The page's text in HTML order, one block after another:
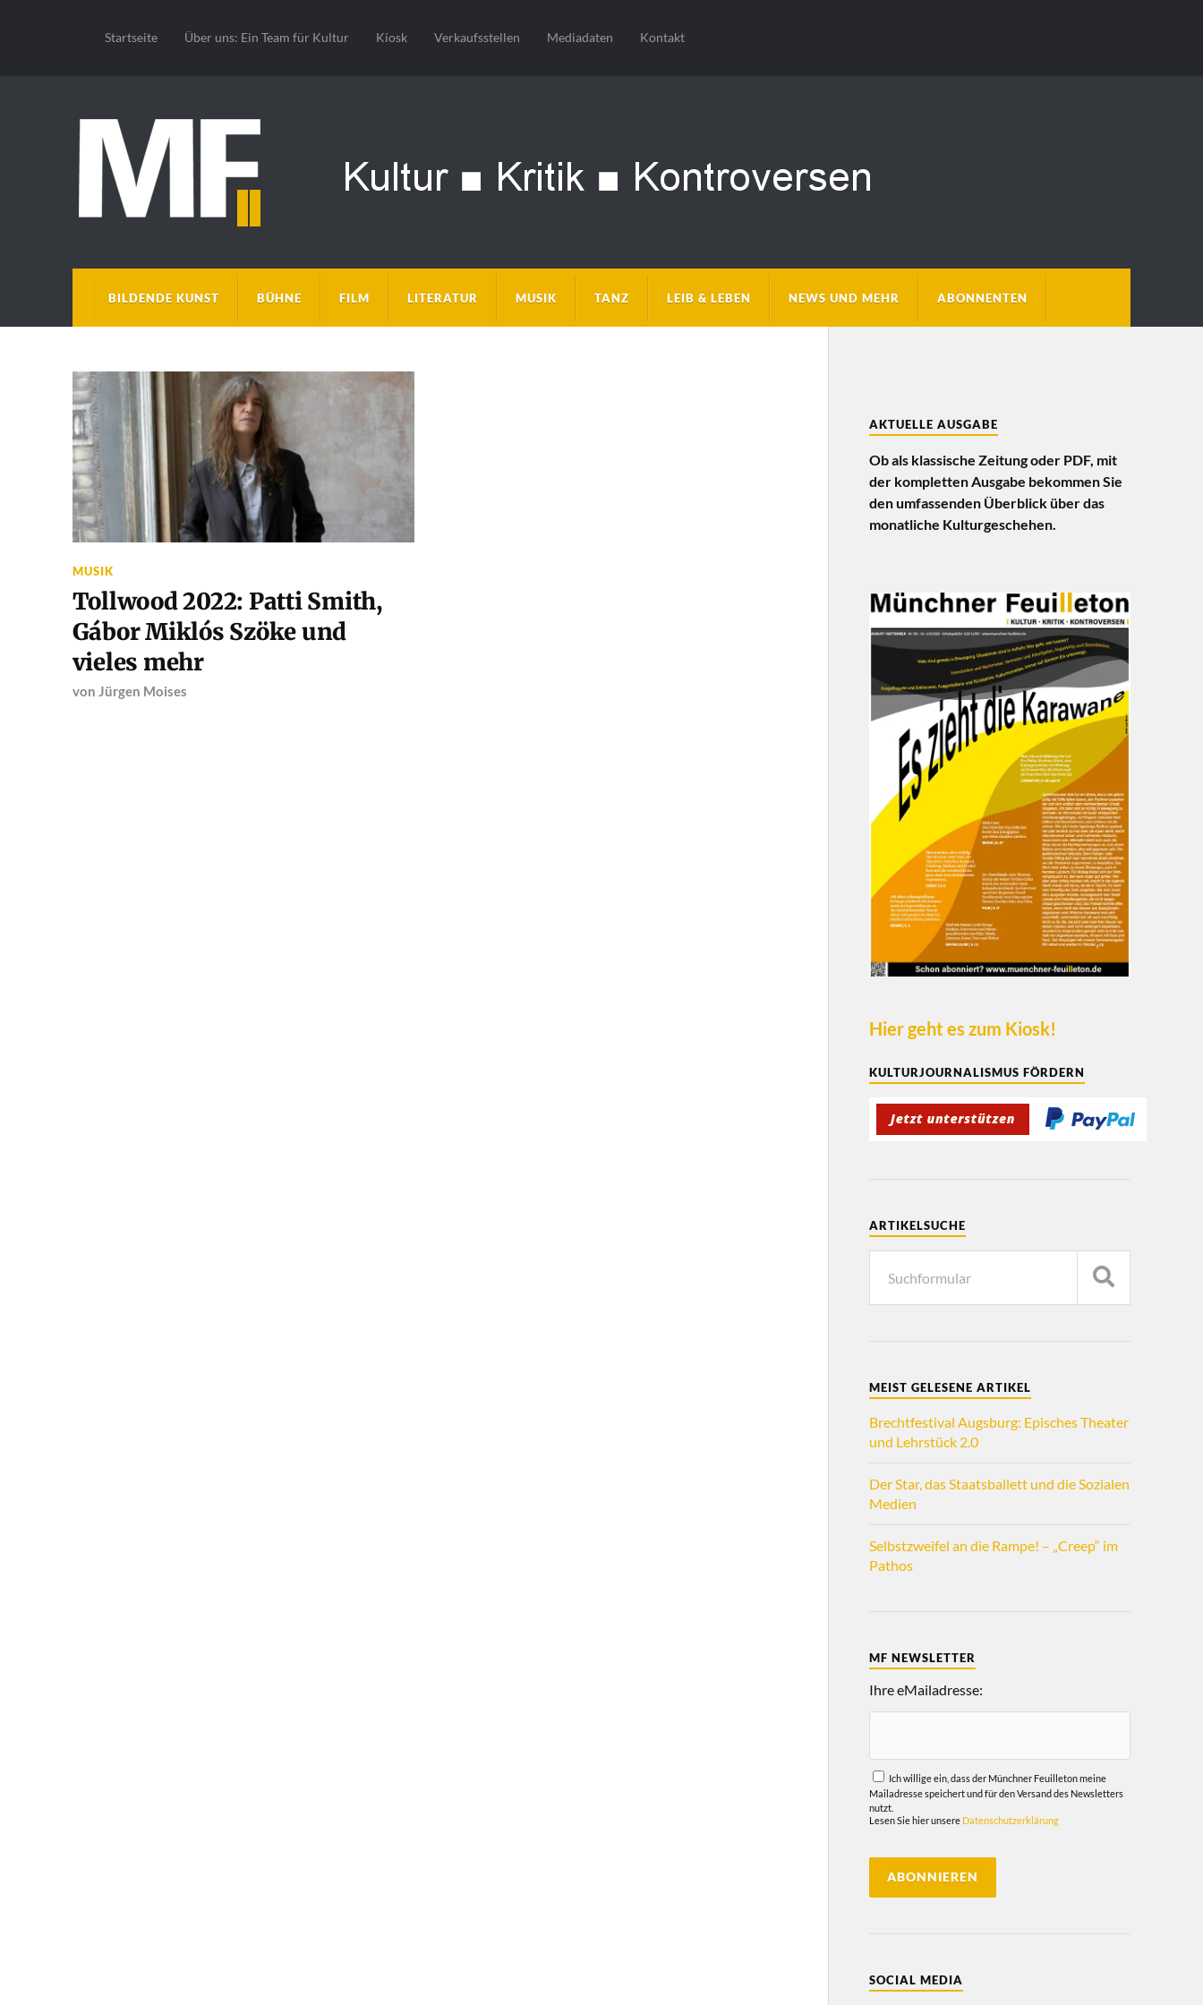
Startseite Über uns: Ein Team für Kultur Kiosk Verkaufsstellen Mediadaten Kontakt
BILDENDE KUNST BÜHNE FILM LITERATUR MUSIK TANZ LEIB & LEBEN NEWS UND MEHR ABONNENTEN
MUSIK
Tollwood 2022: Patti Smith,
Gábor Miklós Szöke und
vieles mehr
von Jürgen Moises
AKTUELLE AUSGABE
Ob als klassische Zeitung oder PDF, mit
der kompletten Ausgabe bekommen Sie
den umfassenden Überblick über das
monatliche Kulturgeschehen.
Hier geht es zum Kiosk!
KULTURJOURNALISMUS FÖRDERN
ARTIKELSUCHE
MEIST GELESENE ARTIKEL
Brechtfestival Augsburg: Episches Theater
und Lehrstück 2.0
Der Star, das Staatsballett und die Sozialen
Medien
Selbstzweifel an die Rampe! – „Creep“ im
Pathos
MF NEWSLETTER
Ihre eMailadresse:
Ich willige ein, dass der Münchner Feuilleton meine
Mailadresse speichert und für den Versand des Newsletters
nutzt.
Lesen Sie hier unsere Datenschutzerklärung
SOCIAL MEDIA